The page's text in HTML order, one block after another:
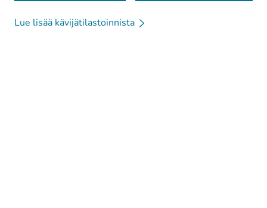
Lue lisää kävijätilastoinnista